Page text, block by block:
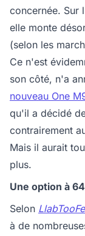
concernée. Sur
elle monte
(selon les
Ce n'est
son côté, n'a
nouveau One
qu'il a décidé
contrairement
Mais il aurait
plus.
Une option à
Selon
à de